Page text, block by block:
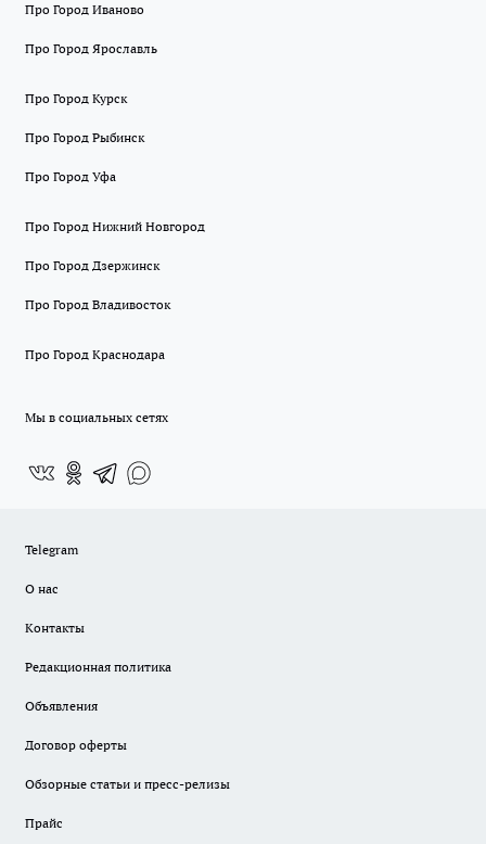
Про Город Иваново
Про Город Ярославль
Про Город Курск
Про Город Рыбинск
Про Город Уфа
Про Город Нижний Новгород
Про Город Дзержинск
Про Город Владивосток
Про Город Краснодара
Мы в социальных сетях
Telegram
О нас
Контакты
Редакционная политика
Объявления
Договор оферты
Обзорные статьи и пресс-релизы
Прайс